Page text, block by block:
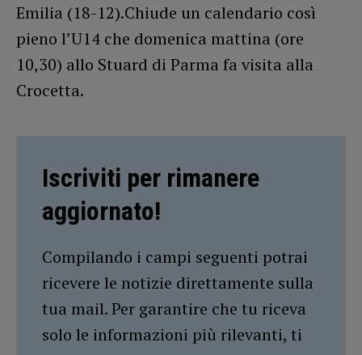
Emilia (18-12).Chiude un calendario così
pieno l’U14 che domenica mattina (ore
10,30) allo Stuard di Parma fa visita alla
Crocetta.
Iscriviti per rimanere
aggiornato!
Compilando i campi seguenti potrai
ricevere le notizie direttamente sulla
tua mail. Per garantire che tu riceva
solo le informazioni più rilevanti, ti